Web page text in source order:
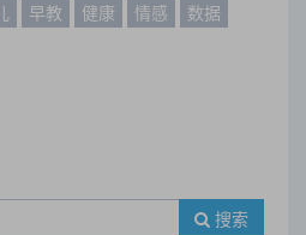
早教 健康 情感
数据
搜索